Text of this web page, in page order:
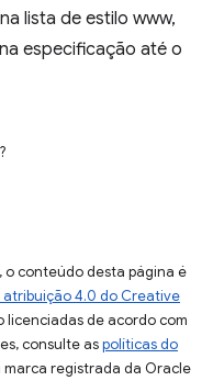
lista de estilo www,
especificação até o
o conteúdo desta página é
atribuição 4.0 do Creative
licenciadas de acordo com
consulte aspolíticas do
marca registrada da Oracle